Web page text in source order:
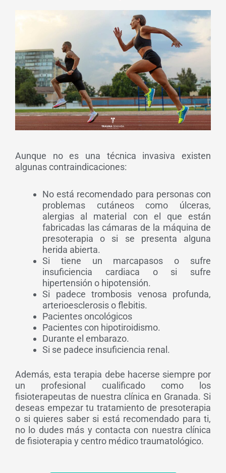
Aunque no es una técnica invasiva existen
algunas contraindicaciones:
No está recomendado para personas con
problemas cutáneos como úlceras,
alergias al material con el que están
fabricadas las cámaras de la máquina de
presoterapia o si se presenta alguna
herida abierta.
Si tiene un marcapasos o sufre
insuficiencia cardiaca o si sufre
hipertensión o hipotensión.
Si padece trombosis venosa profunda,
arterioesclerosis o flebitis.
Pacientes oncológicos
Pacientes con hipotiroidismo.
Durante el embarazo.
Si se padece insuficiencia renal.
Además, esta terapia debe hacerse siempre por
un profesional cualificado como los
fisioterapeutas de nuestra clínica en Granada. Si
deseas empezar tu tratamiento de presoterapia
o si quieres saber si está recomendado para ti,
no lo dudes más y contacta con nuestra clínica
de fisioterapia y centro médico traumatológico.